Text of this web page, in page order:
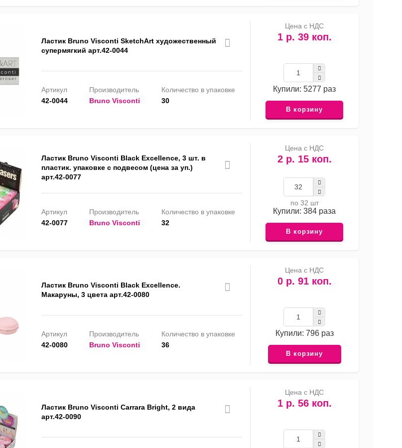
Ластик Bruno Visconti SketchArt художественный
супермягкий арт.42-0044
Артикул
42-0044
Производитель
Bruno Visconti
Количество в упаковке
30
Цена с НДС
1 р. 39 коп.
Купили: 5277 раз
В корзину
Ластик Bruno Visconti Black Excellence, 3 шт. в
пластик. упаковке с подвесом (цена за уп.)
арт.42-0077
Артикул
42-0077
Производитель
Bruno Visconti
Количество в упаковке
32
Цена с НДС
2 р. 15 коп.
по 32 шт
Купили: 384 раза
В корзину
Ластик Bruno Visconti Black Excellence.
Макаруны, 3 цвета арт.42-0080
Артикул
42-0080
Производитель
Bruno Visconti
Количество в упаковке
36
Цена с НДС
0 р. 91 коп.
Купили: 796 раз
В корзину
Ластик Bruno Visconti Carrara Bright, 2 вида
арт.42-0090
Цена с НДС
1 р. 56 коп.